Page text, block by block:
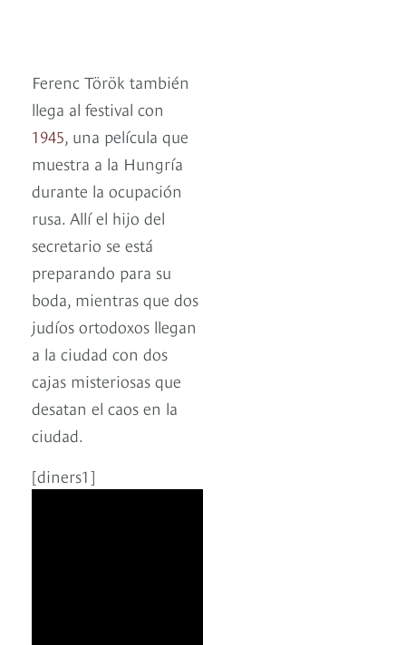
Ferenc Török también
llega al festival con
1945, una película que
muestra a la Hungría
durante la ocupación
rusa. Allí el hijo del
secretario se está
preparando para su
boda, mientras que dos
judíos ortodoxos llegan
a la ciudad con dos
cajas misteriosas que
desatan el caos en la
ciudad.
[diners1]